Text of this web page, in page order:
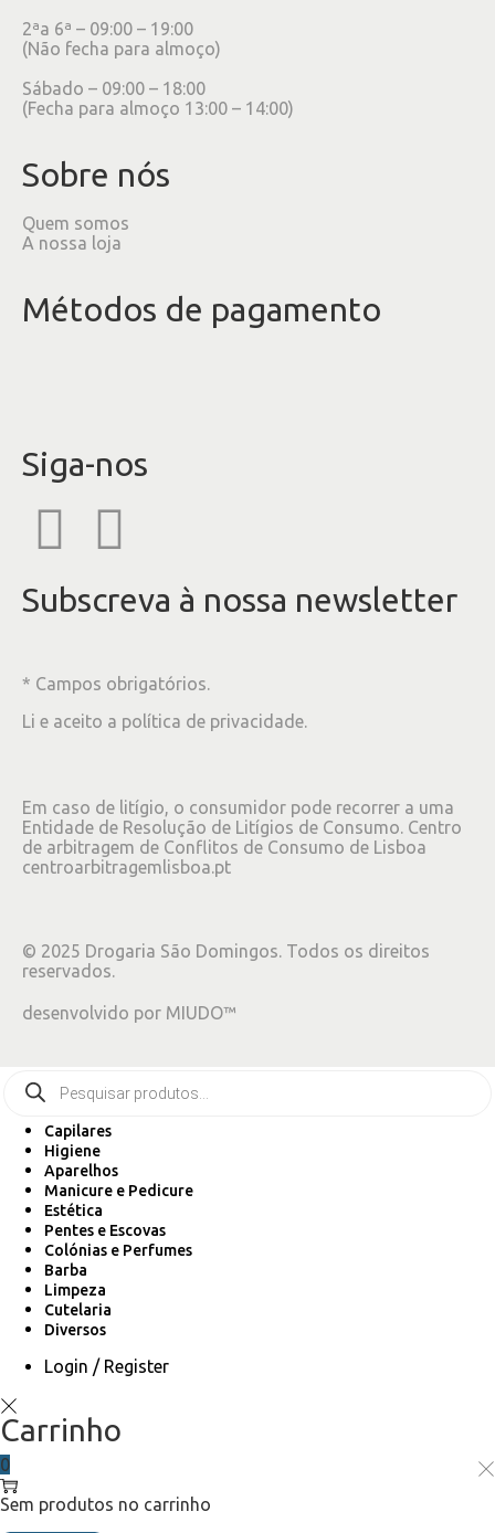
2ªa 6ª – 09:00 – 19:00
(Não fecha para almoço)
Sábado – 09:00 – 18:00
(Fecha para almoço 13:00 – 14:00)
Sobre nós
Quem somos
A nossa loja
Métodos de pagamento
Siga-nos
Subscreva à nossa newsletter
* Campos obrigatórios.
Li e aceito a política de privacidade.
Em caso de litígio, o consumidor pode recorrer a uma
Entidade de Resolução de Litígios de Consumo. Centro
de arbitragem de Conflitos de Consumo de Lisboa
centroarbitragemlisboa.pt
© 2025 Drogaria São Domingos. Todos os direitos
reservados.
desenvolvido por MIUDO™
Capilares
Higiene
Aparelhos
Manicure e Pedicure
Estética
Pentes e Escovas
Colónias e Perfumes
Barba
Limpeza
Cutelaria
Diversos
Login / Register
Carrinho
0
Sem produtos no carrinho